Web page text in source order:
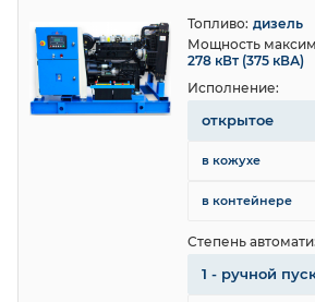
Топливо: дизель
Мощность
278 кВт (375 кВА)
Исполнение:
открытое
в кожухе
в контейнере
Степень
1 - ручной